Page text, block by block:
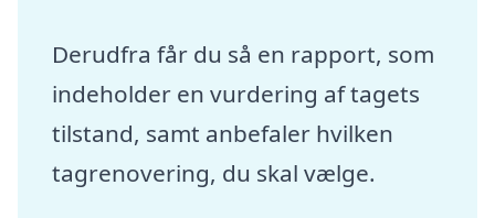
Derudfra får du så en rapport, som
indeholder en vurdering af tagets
tilstand, samt anbefaler hvilken
tagrenovering, du skal vælge.